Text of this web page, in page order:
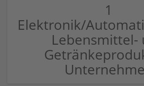
1
Elektronik/
Lebensmittel-